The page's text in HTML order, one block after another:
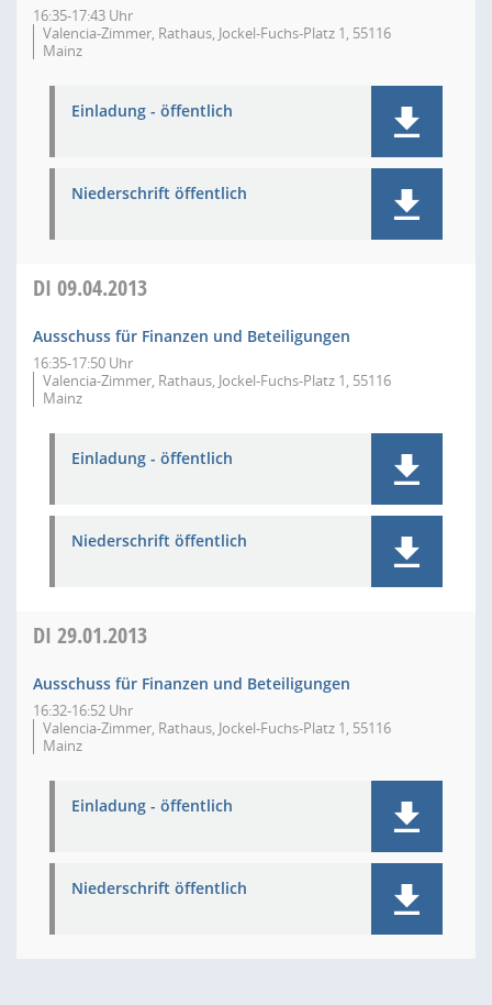
16:35-17:43 Uhr
Valencia-Zimmer, Rathaus, Jockel-Fuchs-Platz 1, 55116
Mainz
Einladung - öffentlich
Niederschrift öffentlich
DI 09.04.2013
Ausschuss für Finanzen und Beteiligungen
16:35-17:50 Uhr
Valencia-Zimmer, Rathaus, Jockel-Fuchs-Platz 1, 55116
Mainz
Einladung - öffentlich
Niederschrift öffentlich
DI 29.01.2013
Ausschuss für Finanzen und Beteiligungen
16:32-16:52 Uhr
Valencia-Zimmer, Rathaus, Jockel-Fuchs-Platz 1, 55116
Mainz
Einladung - öffentlich
Niederschrift öffentlich